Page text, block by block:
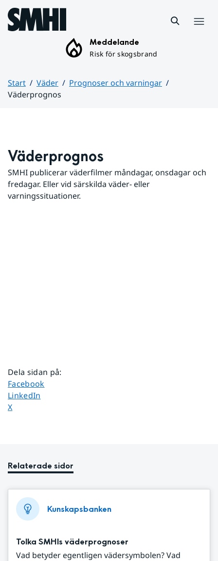
Hoppa till sidans innehåll
Meddelande
Risk för skogsbrand
Start Väder
Prognoser och varningar
Väderprognos
Väderprognos
SMHI publicerar väderfilmer måndagar, onsdagar och
fredagar. Eller vid särskilda väder- eller
varningssituationer.
Dela sidan på:
Dela sidan på
Facebook
Dela sidan på
LinkedIn
Dela sidan på
X
Relaterade sidor
Kunskapsbanken
Tolka SMHIs väderprognoser
Vad betyder egentligen vädersymbolen? Vad